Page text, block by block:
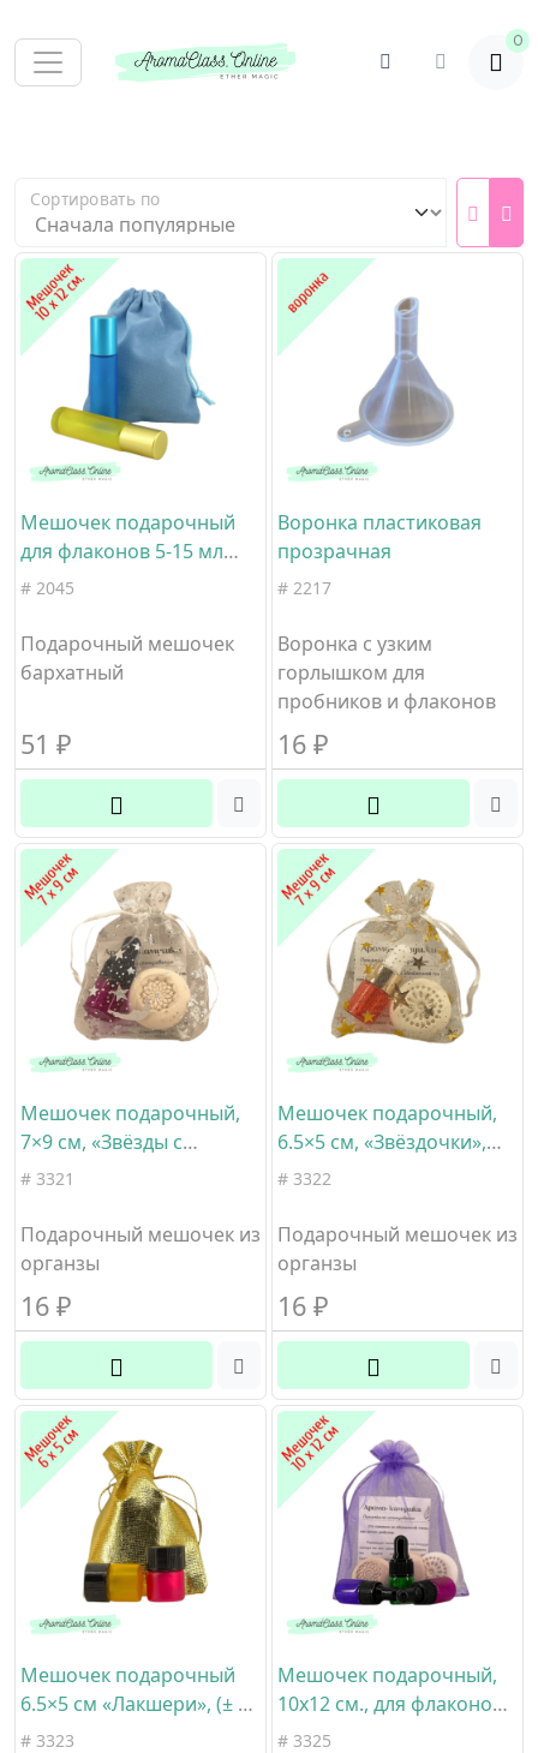
0
Сортировать по
Мешочек подарочный
для флаконов 5-15 мл
цвет голубой размер 10 х
# 2045
Подарочный мешочек
бархатный
51 ₽
Воронка пластиковая
прозрачная
# 2217
Воронка с узким
горлышком для
пробников и флаконов
16 ₽
Мешочек подарочный,
7×9 см, «Звёзды с
месяцем», для
белый с серебром,
материал органза
# 3321
Подарочный мешочек из
органзы
16 ₽
Мешочек подарочный,
6.5×5 см, «Звёздочки»,
для пробников 1-5 мл,
материал органза
# 3322
Подарочный мешочек из
органзы
16 ₽
Мешочек подарочный
6.5×5 см «Лакшери», (± 1
см), для пробников 1-3
# 3323
Мешочек подарочный,
10х12 см., для флаконов
5-15мл., фиолетовый,
# 3325